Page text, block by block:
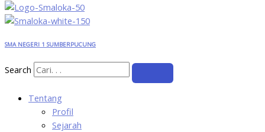
SMA NEGERI 1 SUMBERPUCUNG
Search
Tentang
Profil
Sejarah